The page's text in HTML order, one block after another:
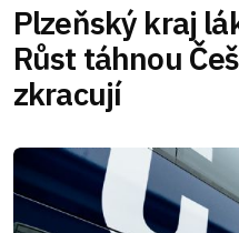
Plzeňský kraj
Růst táhnou
zkracují